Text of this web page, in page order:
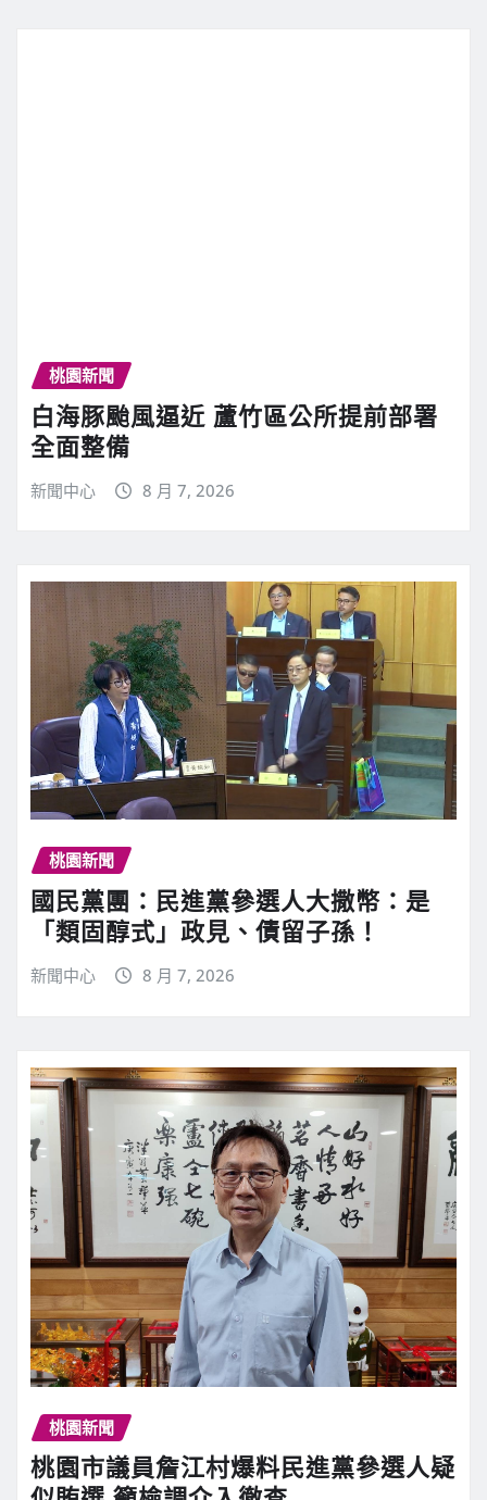
桃園新聞
白海豚颱風逼近 蘆竹區公所提前部署
全面整備
新聞中心 8 月 7, 2026
桃園新聞
國民黨團：民進黨參選人大撒幣：是
「類固醇式」政見、債留子孫！
新聞中心 8 月 7, 2026
桃園新聞
桃園市議員詹江村爆料民進黨參選人疑